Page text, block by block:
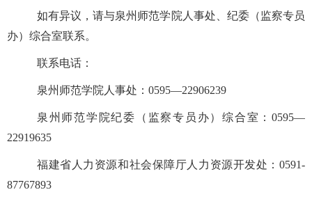
如有异议，请与泉州师范学院 人事处、纪委（监察专员
办）综合室联系。
联系电话：
泉州师范学院 人事处： 0595—22906239
泉州师范学院纪委（监察专员办）综合室 ：0595—
22919635
福建省人力资源和社会保障厅人力资源开发处： 0591-
87767893